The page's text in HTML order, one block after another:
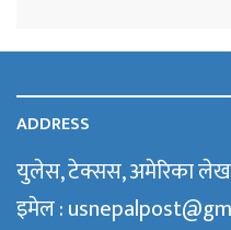
ADDRESS
युलेस, टेक्सस, अमेरिका
इमेल :